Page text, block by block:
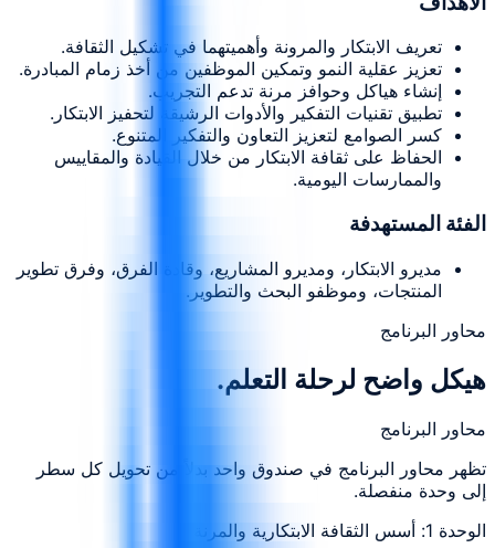
تعريف الابتكار والمرونة وأهميتهما في تشكيل الثقافة.
تعزيز عقلية النمو وتمكين الموظفين من أخذ زمام المبادرة.
إنشاء هياكل وحوافز مرنة تدعم التجريب.
تطبيق تقنيات التفكير والأدوات الرشيقة لتحفيز الابتكار.
كسر الصوامع لتعزيز التعاون والتفكير المتنوع.
الحفاظ على ثقافة الابتكار من خلال القيادة والمقاييس
والممارسات اليومية.
الفئة المستهدفة
مديرو الابتكار، ومديرو المشاريع، وقادة الفرق، وفرق تطوير
المنتجات، وموظفو البحث والتطوير.
محاور البرنامج
هيكل واضح لرحلة التعلم.
محاور البرنامج
تظهر محاور البرنامج في صندوق واحد بدلاً من تحويل كل سطر
إلى وحدة منفصلة.
الوحدة 1: أسس الثقافة الابتكارية والمرنة